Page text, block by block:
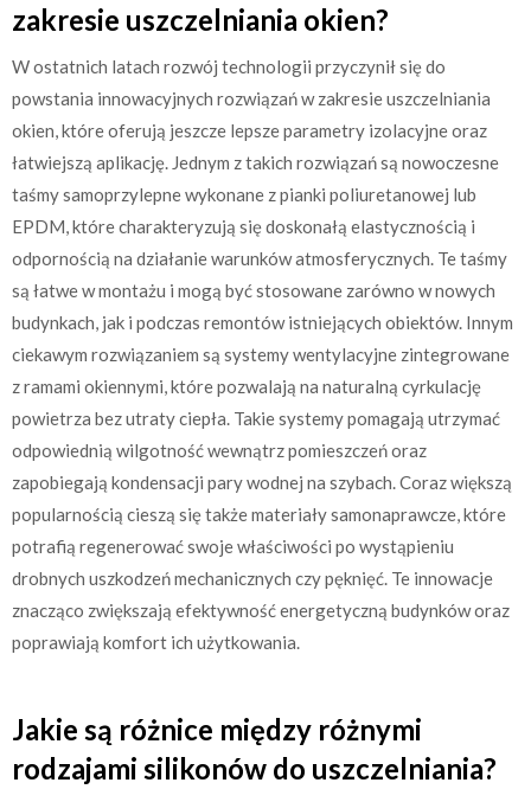
zakresie uszczelniania okien?
W ostatnich latach rozwój technologii przyczynił się do
powstania innowacyjnych rozwiązań w zakresie uszczelniania
okien, które oferują jeszcze lepsze parametry izolacyjne oraz
łatwiejszą aplikację. Jednym z takich rozwiązań są nowoczesne
taśmy samoprzylepne wykonane z pianki poliuretanowej lub
EPDM, które charakteryzują się doskonałą elastycznością i
odpornością na działanie warunków atmosferycznych. Te taśmy
są łatwe w montażu i mogą być stosowane zarówno w nowych
budynkach, jak i podczas remontów istniejących obiektów. Innym
ciekawym rozwiązaniem są systemy wentylacyjne zintegrowane
z ramami okiennymi, które pozwalają na naturalną cyrkulację
powietrza bez utraty ciepła. Takie systemy pomagają utrzymać
odpowiednią wilgotność wewnątrz pomieszczeń oraz
zapobiegają kondensacji pary wodnej na szybach. Coraz większą
popularnością cieszą się także materiały samonaprawcze, które
potrafią regenerować swoje właściwości po wystąpieniu
drobnych uszkodzeń mechanicznych czy pęknięć. Te innowacje
znacząco zwiększają efektywność energetyczną budynków oraz
poprawiają komfort ich użytkowania.
Jakie są różnice między różnymi
rodzajami silikonów do uszczelniania?